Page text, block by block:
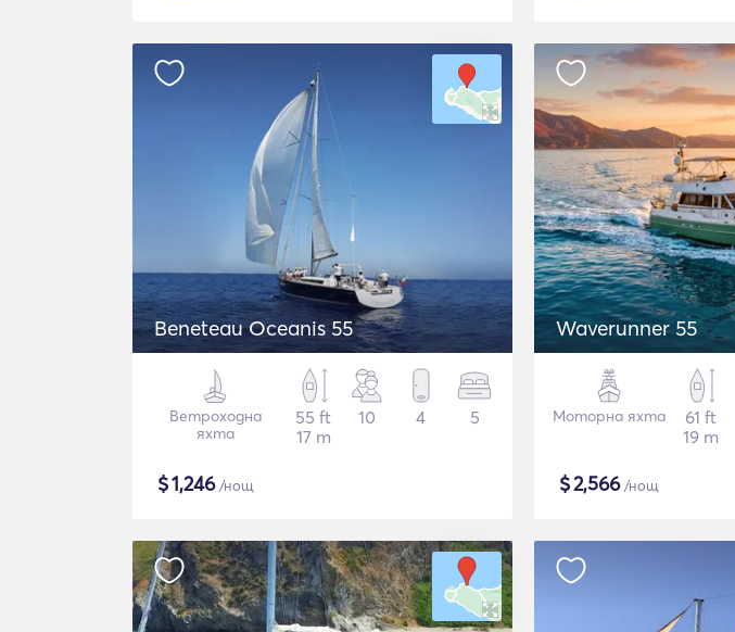
Beneteau Oceanis 55
Ветроходна
яхта
55 ft
17 m
10 4 5
$1,246/нощ
Waverunner 55
Моторна яхта
61 ft
19 m
$2,566/нощ